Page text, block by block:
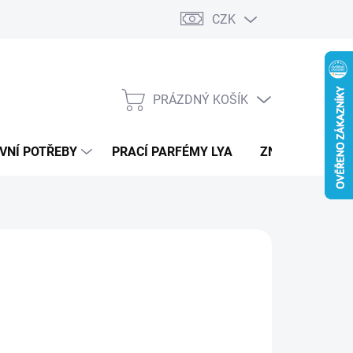
CZK
NÁKUPNÍ
PRÁZDNÝ KOŠÍK
POTŘEBY PRACÍ PARFÉMY LYA ZNAČKY